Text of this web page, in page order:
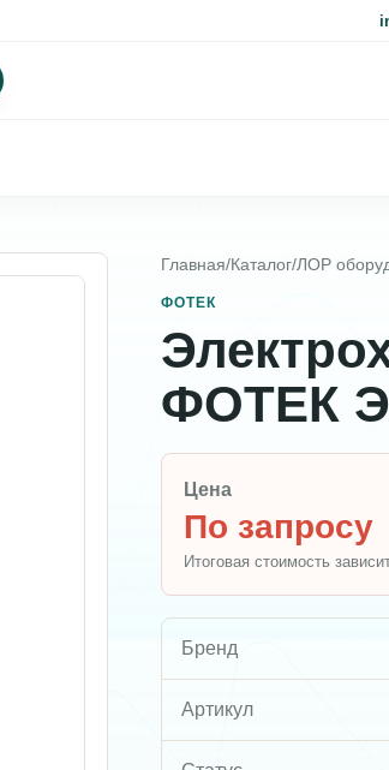
Главная/Каталог/ЛОР
ФОТЕК
ФОТЕК
Цена
По запросу
Итоговая стоимость
Бренд
Артикул